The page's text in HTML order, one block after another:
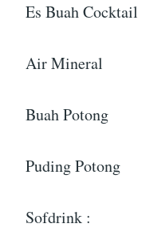
Es Buah Cocktail
Air Mineral
Buah Potong
Puding Potong
Sofdrink :